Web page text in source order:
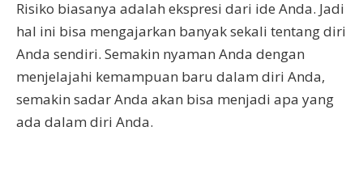
Risiko biasanya adalah ekspresi dari ide Anda. Jadi
hal ini bisa mengajarkan banyak sekali tentang diri
Anda sendiri. Semakin nyaman Anda dengan
menjelajahi kemampuan baru dalam diri Anda,
semakin sadar Anda akan bisa menjadi apa yang
ada dalam diri Anda.